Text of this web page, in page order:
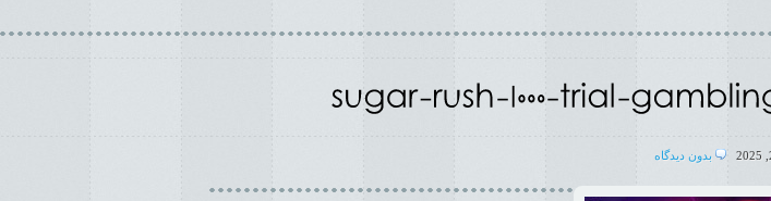
بدون ديدگاه